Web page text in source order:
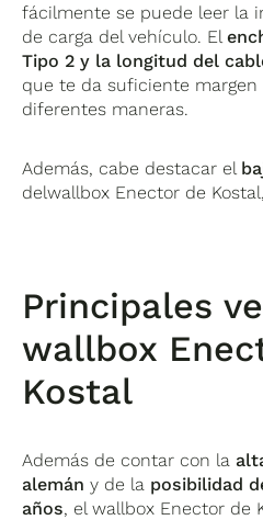
fácilmente se puede leer la
de carga del vehículo. El
Tipo 2 y la longitud del
que te da suficiente margen
diferentes maneras.
Además, cabe destacar el
delwallbox Enector de Kostal,
Principales
wallbox
Kostal
Además de contar con la
alemán y de la posibilidad
años, el wallbox Enector de